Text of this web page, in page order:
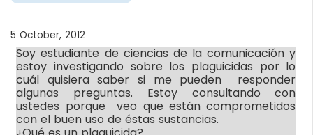
5 October, 2012
Soy estudiante de ciencias de la comunicación y
estoy investigando sobre los plaguicidas por lo
cuál quisiera saber si me pueden responder
algunas preguntas. Estoy consultando con
ustedes porque veo que están comprometidos
con el buen uso de éstas sustancias.